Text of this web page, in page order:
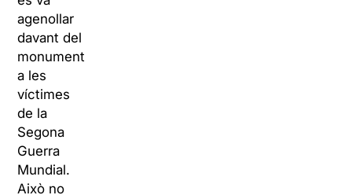
agenollar
davant del
monument
a les
víctimes
de la
Segona
Guerra
Mundial.
Això no